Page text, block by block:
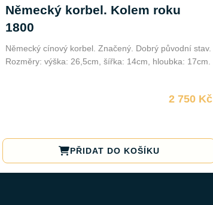
Německý korbel. Kolem roku
1800
Německý cínový korbel. Značený. Dobrý původní stav.
Rozměry: výška: 26,5cm, šířka: 14cm, hloubka: 17cm.
2 750 Kč
PŘIDAT DO KOŠÍKU